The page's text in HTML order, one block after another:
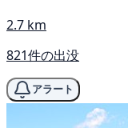
2.7 km
821件の出没
アラート